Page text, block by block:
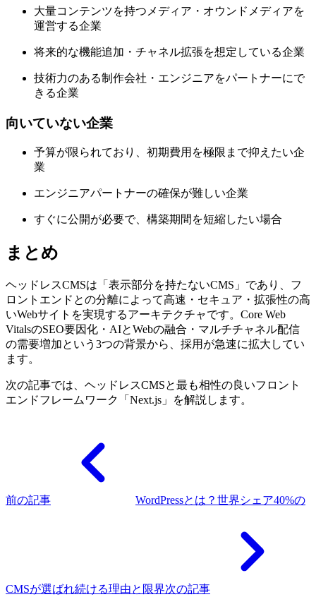
大量コンテンツを持つメディア・オウンドメディアを
運営する企業
将来的な機能追加・チャネル拡張を想定している企業
技術力のある制作会社・エンジニアをパートナーにで
きる企業
向いていない企業
予算が限られており、初期費用を極限まで抑えたい企
業
エンジニアパートナーの確保が難しい企業
すぐに公開が必要で、構築期間を短縮したい場合
まとめ
ヘッドレスCMSは「表示部分を持たないCMS」であり、フ
ロントエンドとの分離によって高速・セキュア・拡張性の高
いWebサイトを実現するアーキテクチャです。Core Web
VitalsのSEO要因化・AIとWebの融合・マルチチャネル配信
の需要増加という3つの背景から、採用が急速に拡大してい
ます。
次の記事では、ヘッドレスCMSと最も相性の良いフロント
エンドフレームワーク「Next.js」を解説します。
前の記事 WordPressとは？世界シェア40%の
CMSが選ばれ続ける理由と限界次の記事